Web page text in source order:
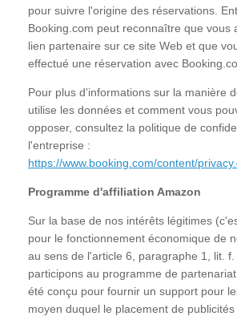
pour suivre l'origine des réservations.
Booking.com peut reconnaître que vous
lien partenaire sur ce site Web et que
effectué une réservation avec
Pour plus d'informations sur la manière
utilise les données et comment vous
opposer, consultez la politique de
l'entreprise :
https://www.booking.com/content/
Programme d'affiliation Amazon
Sur la base de nos intérêts légitimes
pour le fonctionnement économique de
au sens de l'article 6, paragraphe 1, lit.
participons au programme de
été conçu pour fournir un support pour
moyen duquel le placement de